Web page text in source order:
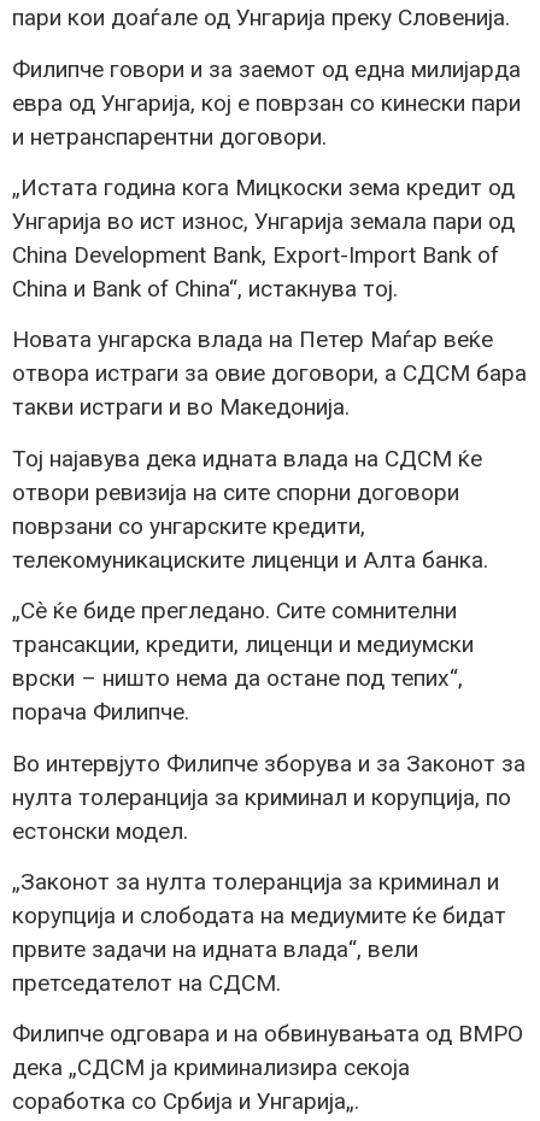
пари кои доаѓале од Унгарија преку Словенија.
Филипче говори и за заемот од една милијарда
евра од Унгарија, кој е поврзан со кинески пари
и нетранспарентни договори.
„Истата година кога Мицкоски зема кредит од
Унгарија во ист износ, Унгарија земала пари од
China Development Bank, Export-Import Bank of
China и Bank of China“, истакнува тој.
Новата унгарска влада на Петер Маѓар веќе
отвора истраги за овие договори, а СДСМ бара
такви истраги и во Македонија.
Тој најавува дека идната влада на СДСМ ќе
отвори ревизија на сите спорни договори
поврзани со унгарските кредити,
телекомуникациските лиценци и Алта банка.
„Сѐ ќе биде прегледано. Сите сомнителни
трансакции, кредити, лиценци и медиумски
врски – ништо нема да остане под тепих“,
порача Филипче.
Во интервјуто Филипче зборува и за Законот за
нулта толеранција за криминал и корупција, по
естонски модел.
„Законот за нулта толеранција за криминал и
корупција и слободата на медиумите ќе бидат
првите задачи на идната влада“, вели
претседателот на СДСМ.
Филипче одговара и на обвинувањата од ВМРО
дека „СДСМ ја криминализира секоја
соработка со Србија и Унгарија„.